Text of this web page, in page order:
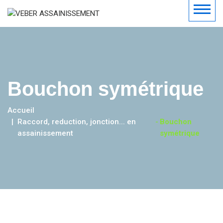
Bouchon symétrique
Accueil
Raccord, reduction, jonction... en
assainissement
- Bouchon
symétrique